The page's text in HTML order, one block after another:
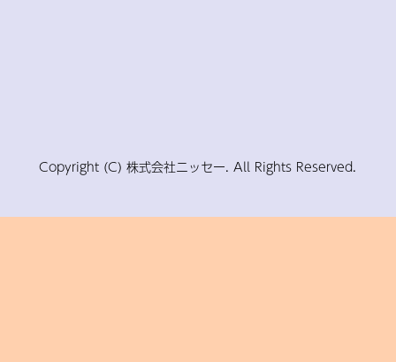
Copyright (C) 株式会社ニッセー. All Rights Reserved.